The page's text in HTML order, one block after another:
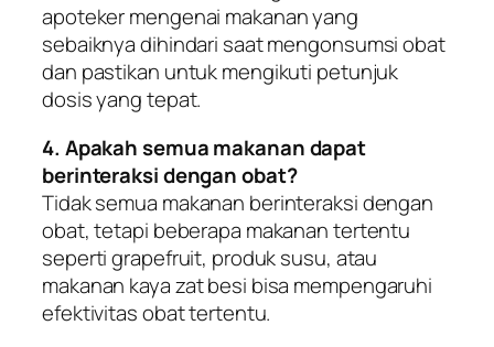
apoteker mengenai makanan yang
sebaiknya dihindari saat mengonsumsi obat
dan pastikan untuk mengikuti petunjuk
dosis yang tepat.
4. Apakah semua makanan dapat
berinteraksi dengan obat?
Tidak semua makanan berinteraksi dengan
obat, tetapi beberapa makanan tertentu
seperti grapefruit, produk susu, atau
makanan kaya zat besi bisa mempengaruhi
efektivitas obat tertentu.